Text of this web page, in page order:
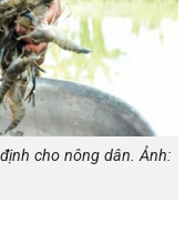
cho nông dân. Ảnh: